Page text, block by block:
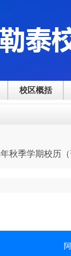
校区概括
秋季学期校历（